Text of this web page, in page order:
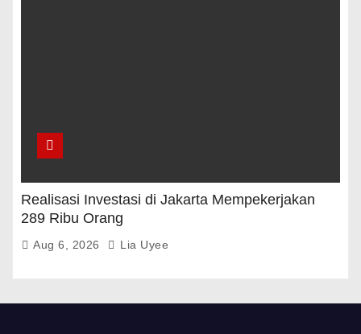
Realisasi Investasi di Jakarta Mempekerjakan
289 Ribu Orang
Aug 6, 2026 Lia Uyee